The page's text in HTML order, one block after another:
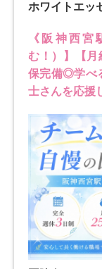
ホワイトエッ
《阪神西
む！）】【
保完備◎学べ
士さんを応援